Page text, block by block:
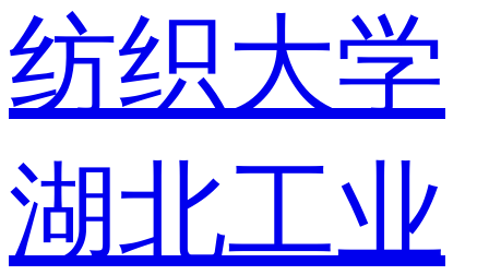
纺织大学
湖北工业